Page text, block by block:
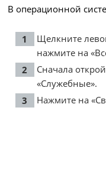
В операционной
Щелкните
нажмите на
Сначала
«Служебные».
Нажмите на